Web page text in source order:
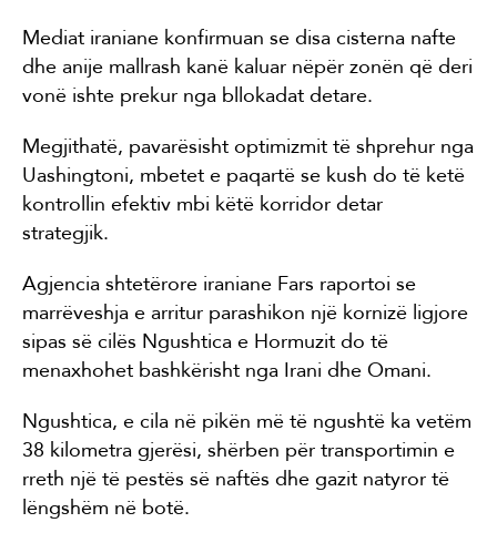
Mediat iraniane konfirmuan se disa cisterna nafte
dhe anije mallrash kanë kaluar nëpër zonën që deri
vonë ishte prekur nga bllokadat detare.
Megjithatë, pavarësisht optimizmit të shprehur nga
Uashingtoni, mbetet e paqartë se kush do të ketë
kontrollin efektiv mbi këtë korridor detar
strategjik.
Agjencia shtetërore iraniane Fars raportoi se
marrëveshja e arritur parashikon një kornizë ligjore
sipas së cilës Ngushtica e Hormuzit do të
menaxhohet bashkërisht nga Irani dhe Omani.
Ngushtica, e cila në pikën më të ngushtë ka vetëm
38 kilometra gjerësi, shërben për transportimin e
rreth një të pestës së naftës dhe gazit natyror të
lëngshëm në botë.